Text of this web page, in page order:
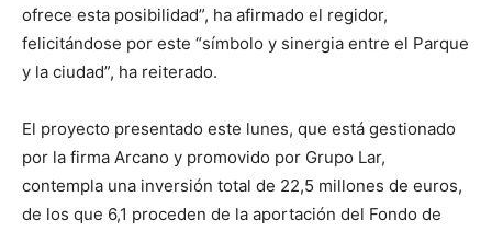
ofrece esta posibilidad”, ha afirmado el regidor,
felicitándose por este “símbolo y sinergia entre el Parque
y la ciudad”, ha reiterado.
El proyecto presentado este lunes, que está gestionado
por la firma Arcano y promovido por Grupo Lar,
contempla una inversión total de 22,5 millones de euros,
de los que 6,1 proceden de la aportación del Fondo de